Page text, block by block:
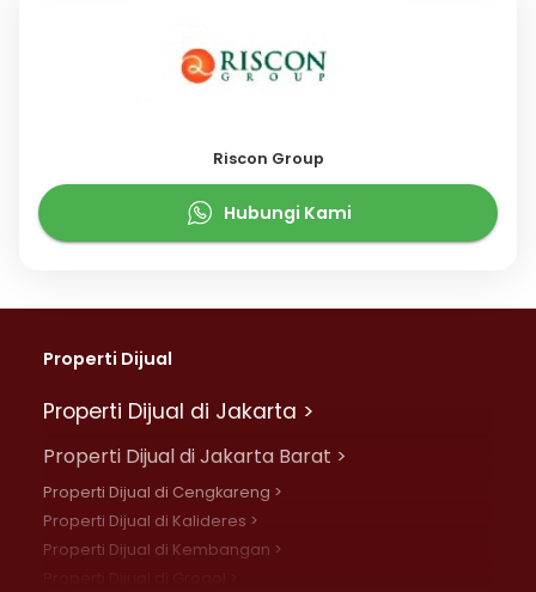
Riscon Group
Hubungi Kami
Properti Dijual
Properti Dijual di Jakarta >
Properti Dijual di Jakarta Barat >
Properti Dijual di Cengkareng >
Properti Dijual di Kalideres >
Properti Dijual di Kembangan >